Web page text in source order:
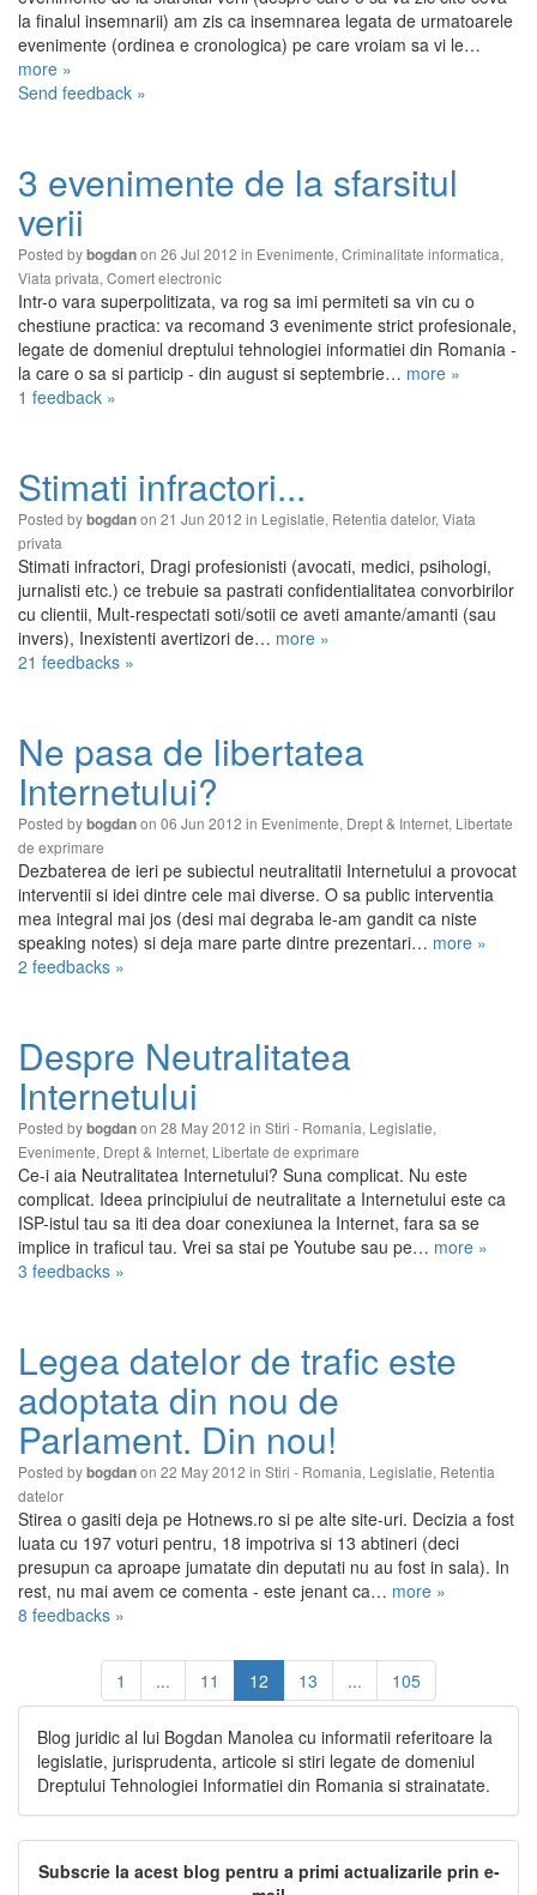
la finalul insemnarii) am zis ca insemnarea legata de urmatoarele
evenimente (ordinea e cronologica) pe care vroiam sa vi le…
more »
Send feedback »
3 evenimente de la sfarsitul
verii
Posted bybogdanon 26 Jul 2012 in Evenimente, Criminalitate informatica,
Viata privata, Comert electronic
Intr-o vara superpolitizata, va rog sa imi permiteti sa vin cu o
chestiune practica: va recomand 3 evenimente strict profesionale,
legate de domeniul dreptului tehnologiei informatiei din Romania -
la care o sa si particip - din august si septembrie… more »
1 feedback »
Stimati infractori...
Posted bybogdanon 21 Jun 2012 in Legislatie, Retentia datelor, Viata
privata
Stimati infractori, Dragi profesionisti (avocati, medici, psihologi,
jurnalisti etc.) ce trebuie sa pastrati confidentialitatea convorbirilor
cu clientii, Mult-respectati soti/sotii ce aveti amante/amanti (sau
invers), Inexistenti avertizori de… more »
21 feedbacks »
Ne pasa de libertatea
Internetului?
Posted bybogdanon 06 Jun 2012 in Evenimente, Drept & Internet, Libertate
de exprimare
Dezbaterea de ieri pe subiectul neutralitatii Internetului a provocat
interventii si idei dintre cele mai diverse. O sa public interventia
mea integral mai jos (desi mai degraba le-am gandit ca niste
speaking notes) si deja mare parte dintre prezentari… more »
2 feedbacks »
Despre Neutralitatea
Internetului
Posted bybogdanon 28 May 2012 in Stiri - Romania, Legislatie,
Evenimente, Drept & Internet, Libertate de exprimare
Ce-i aia Neutralitatea Internetului? Suna complicat. Nu este
complicat. Ideea principiului de neutralitate a Internetului este ca
ISP-istul tau sa iti dea doar conexiunea la Internet, fara sa se
implice in traficul tau. Vrei sa stai pe Youtube sau pe… more »
3 feedbacks »
Legea datelor de trafic este
adoptata din nou de
Parlament. Din nou!
Posted bybogdanon 22 May 2012 in Stiri - Romania, Legislatie, Retentia
datelor
Stirea o gasiti deja pe Hotnews.ro si pe alte site-uri. Decizia a fost
luata cu 197 voturi pentru, 18 impotriva si 13 abtineri (deci
presupun ca aproape jumatate din deputati nu au fost in sala). In
rest, nu mai avem ce comenta - este jenant ca… more »
8 feedbacks »
1 ... 11 12 13 ... 105
Blog juridic al lui Bogdan Manolea cu informatii referitoare la
legislatie, jurisprudenta, articole si stiri legate de domeniul
Dreptului Tehnologiei Informatiei din Romania si strainatate.
Subscrie la acest blog pentru a primi actualizarile prin e-